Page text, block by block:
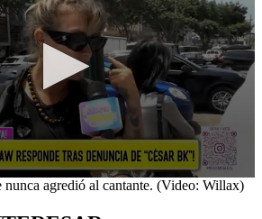
nunca agredió al cantante. (Video: Willax)